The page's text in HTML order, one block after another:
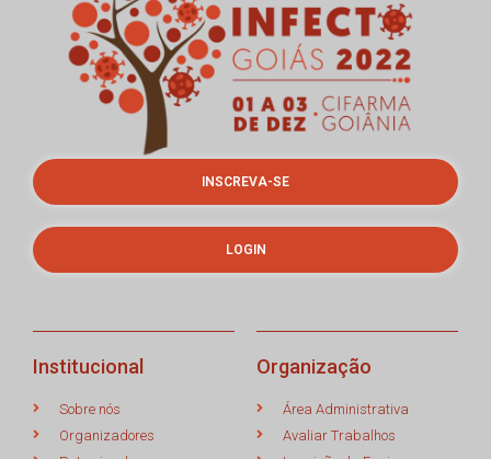
INSCREVA-SE
LOGIN
Institucional
Sobre nós
Organizadores
Organização
Área Administrativa
Avaliar Trabalhos